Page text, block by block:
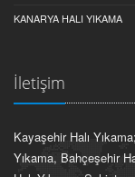
KANARYA HALI YIKAMA
İletişim
Kayaşehir Halı
Yıkama, Bahçeşehir